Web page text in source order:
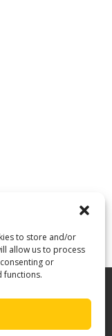
to store and/or
allow us to process
or
functions.
y